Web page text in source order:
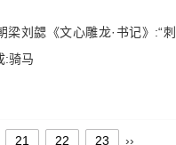
刘勰《文心雕龙·书记》:“
:骑马
21 22 23 ››